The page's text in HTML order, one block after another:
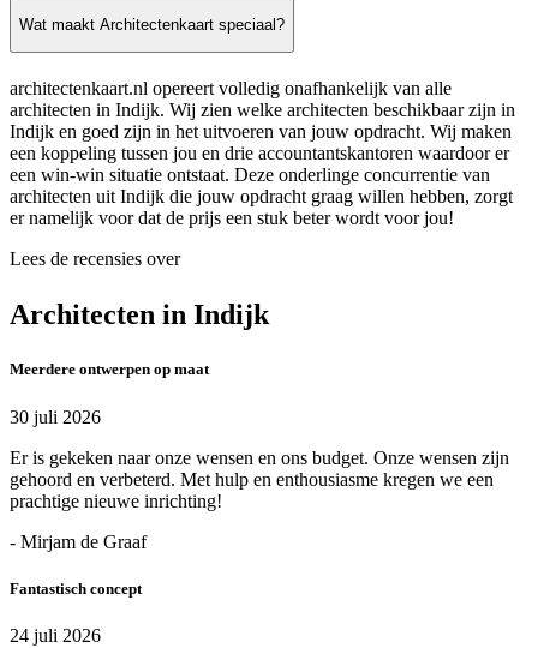
Wat maakt Architectenkaart speciaal?
architectenkaart.nl opereert volledig onafhankelijk van alle
architecten in Indijk. Wij zien welke architecten beschikbaar zijn in
Indijk en goed zijn in het uitvoeren van jouw opdracht. Wij maken
een koppeling tussen jou en drie accountantskantoren waardoor er
een win-win situatie ontstaat. Deze onderlinge concurrentie van
architecten uit Indijk die jouw opdracht graag willen hebben, zorgt
er namelijk voor dat de prijs een stuk beter wordt voor jou!
Lees de recensies over
Architecten in Indijk
Meerdere ontwerpen op maat
30 juli 2026
Er is gekeken naar onze wensen en ons budget. Onze wensen zijn
gehoord en verbeterd. Met hulp en enthousiasme kregen we een
prachtige nieuwe inrichting!
- Mirjam de Graaf
Fantastisch concept
24 juli 2026